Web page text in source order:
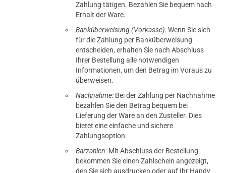
Zahlung tätigen. Bezahlen Sie bequem nach
Erhalt der Ware.
Banküberweisung (Vorkasse):Wenn Sie sich
für die Zahlung per Banküberweisung
entscheiden, erhalten Sie nach Abschluss
Ihrer Bestellung alle notwendigen
Informationen, um den Betrag im Voraus zu
überweisen.
Nachnahme: Bei der Zahlung per Nachnahme
bezahlen Sie den Betrag bequem bei
Lieferung der Ware an den Zusteller. Dies
bietet eine einfache und sichere
Zahlungsoption.
Barzahlen: Mit Abschluss der Bestellung
bekommen Sie einen Zahlschein angezeigt,
den Sie sich ausdrucken oder auf Ihr Handy